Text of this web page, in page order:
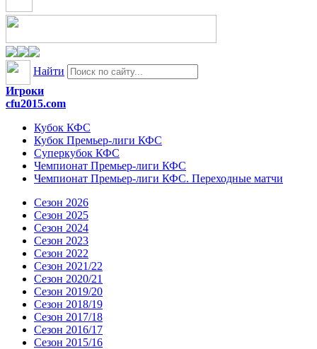
Найти
Игроки
cfu2015.com
Кубок КФС
Кубок Премьер-лиги КФС
Суперкубок КФС
Чемпионат Премьер-лиги КФС
Чемпионат Премьер-лиги КФС. Переходные матчи
Сезон 2026
Сезон 2025
Сезон 2024
Сезон 2023
Сезон 2022
Сезон 2021/22
Сезон 2020/21
Сезон 2019/20
Сезон 2018/19
Сезон 2017/18
Сезон 2016/17
Сезон 2015/16